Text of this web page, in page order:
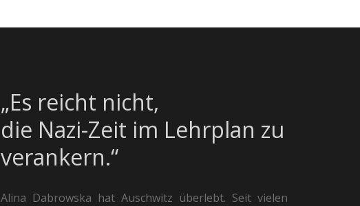
„Es reicht nicht,
die Nazi-Zeit im Lehrplan zu
verankern.“
Alina Dabrowska hat Auschwitz überlebt. Seit vielen